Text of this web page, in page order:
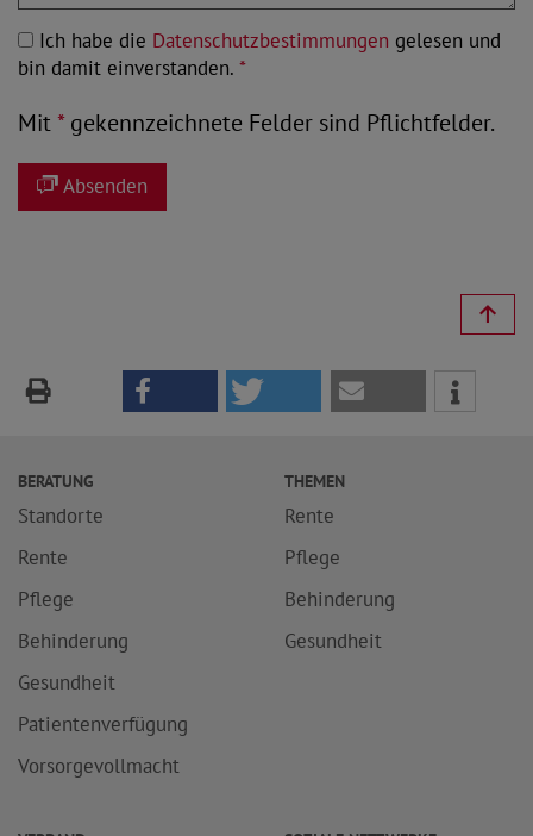
Ich habe die Datenschutzbestimmungen gelesen und
bin damit einverstanden. *
Mit*gekennzeichnete Felder sind Pflichtfelder.
Absenden
BERATUNG
Standorte
Rente
Pflege
Behinderung
Gesundheit
Patientenverfügung
Vorsorgevollmacht
THEMEN
Rente
Pflege
Behinderung
Gesundheit